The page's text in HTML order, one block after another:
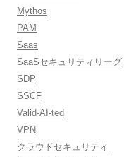
Mythos
PAM
Saas
SaaSセキュリティリーグ
SDP
SSCF
Valid-AI-ted
VPN
クラウドセキュリティ